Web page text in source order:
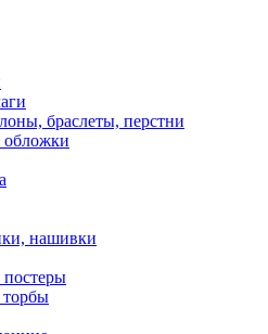
браслеты, перстни
нашивки